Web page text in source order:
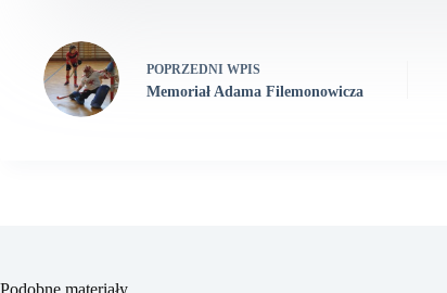
POPRZEDNI WPIS
Memoriał Adama Filemonowicza